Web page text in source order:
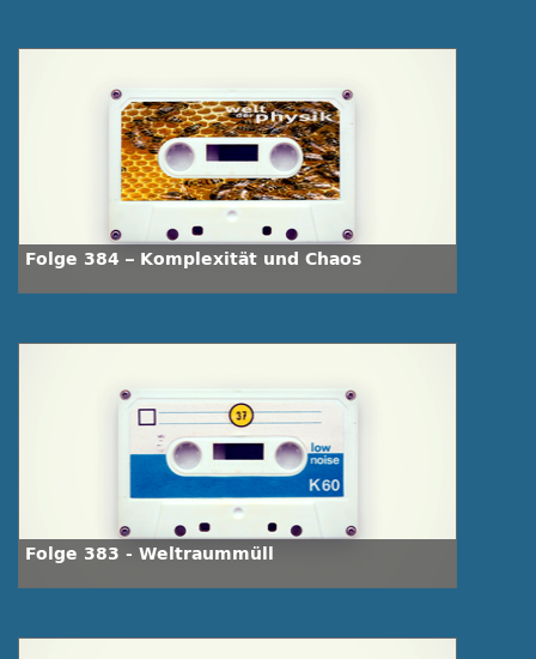
Folge 384 – Komplexität und Chaos
Folge 383 - Weltraummüll